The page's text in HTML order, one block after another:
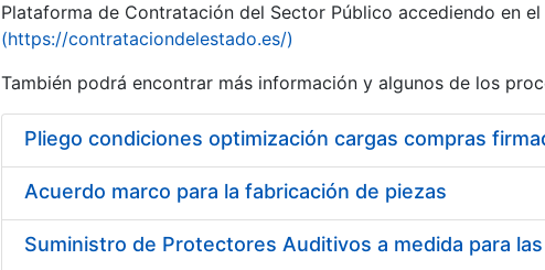
Mostrar/Ocultar
Mostrar/Ocultar
Mostrar/Ocultar
Plataforma de Contratación del Sector Público accediendo en
(https://contrataciondelestado.es/)
También podrá encontrar más información y algunos de los
Pliego condiciones optimización cargas compras
Acuerdo marco para la fabricación de piezas